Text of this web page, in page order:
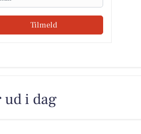
Tilmeld
ud i dag